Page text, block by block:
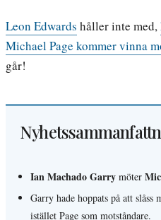
Leon Edwards håller inte med,
Michael Page kommer vinna
går!
Ian Machado Garry möter
Garry hade hoppats på att slåss
istället Page som motståndare.